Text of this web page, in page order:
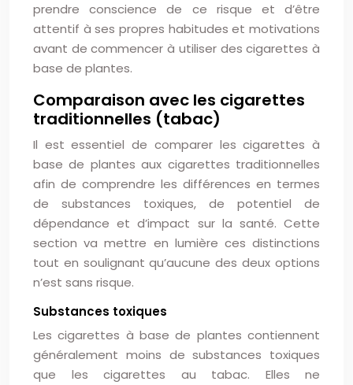
prendre conscience de ce risque et d’être
attentif à ses propres habitudes et motivations
avant de commencer à utiliser des cigarettes à
base de plantes.
Comparaison avec les cigarettes
traditionnelles (tabac)
Il est essentiel de comparer les cigarettes à
base de plantes aux cigarettes traditionnelles
afin de comprendre les différences en termes
de substances toxiques, de potentiel de
dépendance et d’impact sur la santé. Cette
section va mettre en lumière ces distinctions
tout en soulignant qu’aucune des deux options
n’est sans risque.
Substances toxiques
Les cigarettes à base de plantes contiennent
généralement moins de substances toxiques
que les cigarettes au tabac. Elles ne